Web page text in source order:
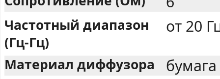
Частотный диапазон
(Гц-Гц)
от 20
Материал диффузора бумага